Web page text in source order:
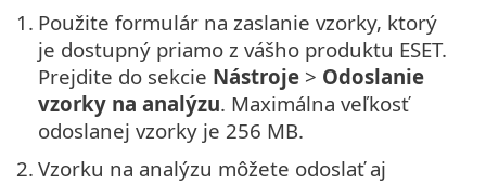
1. Použite formulár na zaslanie vzorky, ktorý
je dostupný priamo z vášho produktu ESET.
Prejdite do sekcie Nástroje > Odoslanie
vzorky na analýzu. Maximálna veľkosť
odoslanej vzorky je 256 MB.
2. Vzorku na analýzu môžete odoslať aj